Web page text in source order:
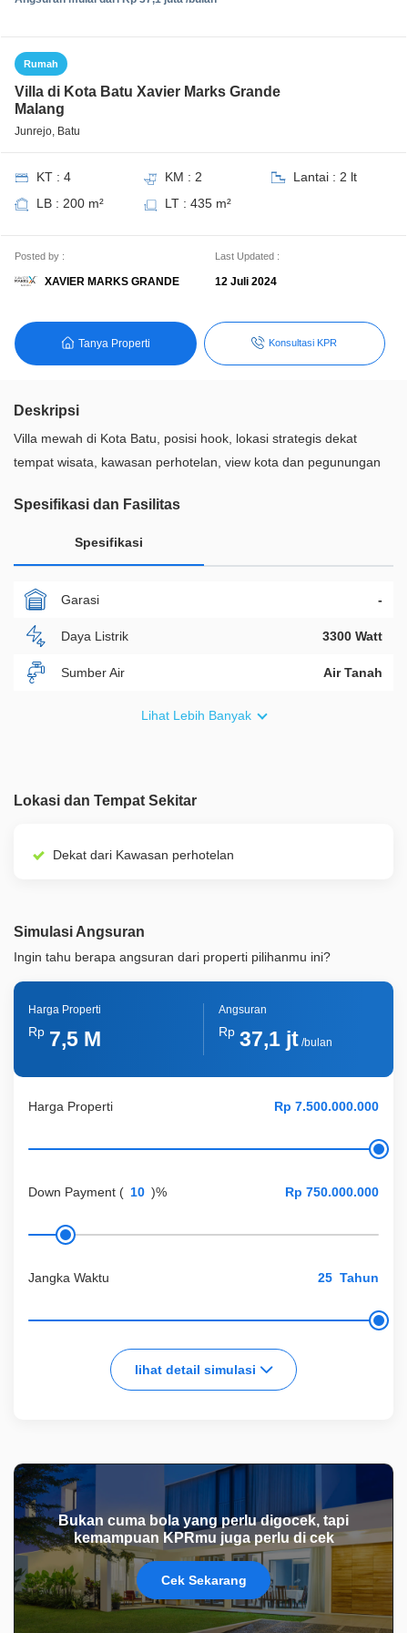
Rumah
Villa di Kota Batu Xavier Marks Grande
Malang
Junrejo, Batu
KT : 4 KM : 2
Lantai : 2 lt
LB : 200 m²
LT : 435 m²
Posted by :
XAVIER MARKS GRANDE
Last Updated :
12 Juli 2024
Tanya Properti Konsultasi KPR
Deskripsi
Villa mewah di Kota Batu, posisi hook, lokasi strategis dekat
tempat wisata, kawasan perhotelan, view kota dan pegunungan
Spesifikasi dan Fasilitas
Spesifikasi
Garasi -
Daya Listrik 3300 Watt
Sumber Air Air Tanah
Lainnya
Lainnya
Lihat Lebih Banyak
Lokasi dan Tempat Sekitar
Dekat dari Kawasan perhotelan
Simulasi Angsuran
Ingin tahu berapa angsuran dari properti pilihanmu ini?
Harga Properti
Down Payment ( )%
Jangka Waktu Tahun
lihat detail simulasi
Harga Properti
Rp 7,5 M
Angsuran
Rp 37,1 jt/bulan
Bukan cuma bola yang perlu digocek, tapi
kemampuan KPRmu juga perlu di cek
Cek Sekarang